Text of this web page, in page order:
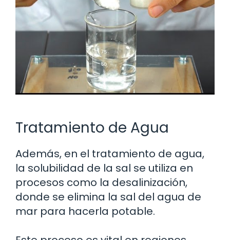
Tratamiento de Agua
Además, en el tratamiento de agua,
la solubilidad de la sal se utiliza en
procesos como la desalinización,
donde se elimina la sal del agua de
mar para hacerla potable.